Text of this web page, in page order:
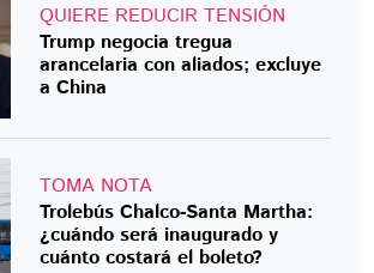
QUIERE REDUCIR TENSIÓN
Trump negocia tregua
arancelaria con aliados; excluye
a China
TOMA NOTA
Trolebús Chalco-Santa Martha:
¿cuándo será inaugurado y
cuánto costará el boleto?